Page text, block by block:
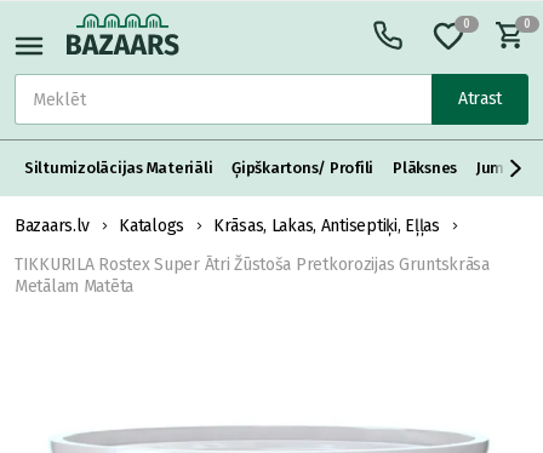
Atrast
0 0
Siltumizolācijas Materiāli Ģipškartons/ Profili Plāksnes Jumta
Bazaars.lv Katalogs
Krāsas, Lakas, Antiseptiķi, Eļļas
TIKKURILA Rostex Super Ātri Žūstoša Pretkorozijas Gruntskrāsa
Metālam Matēta